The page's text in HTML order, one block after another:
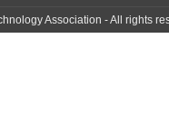
Association - All rights